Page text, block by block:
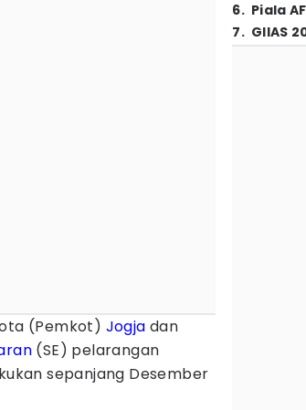
(Pemkot) Jogja dan
(SE) pelarangan
sepanjang Desember
6. Piala
7. GIIAS